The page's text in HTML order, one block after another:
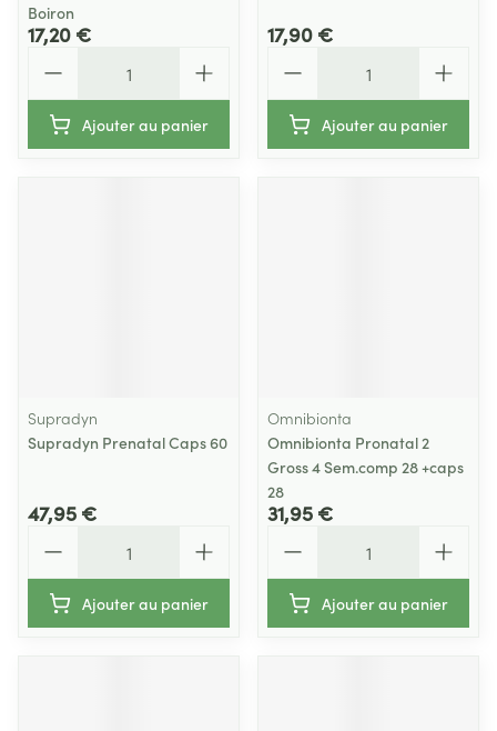
Boiron
17,20 €
Ajouter au panier
17,90 €
Ajouter au panier
Supradyn
Supradyn Prenatal Caps 60
47,95 €
Ajouter au panier
Omnibionta
Omnibionta Pronatal 2
Gross 4 Sem.comp 28 +caps
28
31,95 €
Ajouter au panier